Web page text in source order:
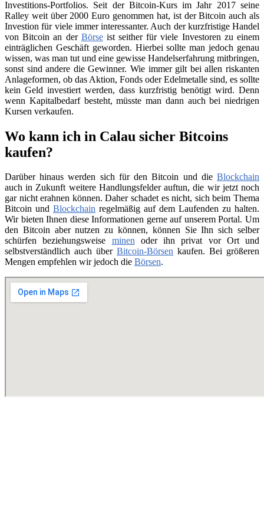
Investitions-Portfolios. Seit der Bitcoin-Kurs im Jahr 2017 seine
Ralley weit über 2000 Euro genommen hat, ist der Bitcoin auch als
Investion für viele immer interessanter. Auch der kurzfristige Handel
von Bitcoin an der Börseist seither für viele Investoren zu einem
einträglichen Geschäft geworden. Hierbei sollte man jedoch genau
wissen, was man tut und eine gewisse Handelserfahrung mitbringen,
sonst sind andere die Gewinner. Wie immer gilt bei allen riskanten
Anlageformen, ob das Aktion, Fonds oder Edelmetalle sind, es sollte
kein Geld investiert werden, dass kurzfristig benötigt wird. Denn
wenn Kapitalbedarf besteht, müsste man dann auch bei niedrigen
Kursen verkaufen.
Wo kann ich in Calau sicher Bitcoins
kaufen?
Darüber hinaus werden sich für den Bitcoin und die Blockchain
auch in Zukunft weitere Handlungsfelder auftun, die wir jetzt noch
gar nicht erahnen können. Daher schadet es nicht, sich beim Thema
Bitcoin und Blockchain regelmäßig auf dem Laufenden zu halten.
Wir bieten Ihnen diese Informationen gerne auf unserem Portal. Um
den Bitcoin aber nutzen zu können, können Sie Ihn sich selber
schürfen beziehungsweise minenoder ihn privat vor Ort und
selbstverständlich auch über Bitcoin-Börsen kaufen. Bei größeren
Mengen empfehlen wir jedoch die Börsen.